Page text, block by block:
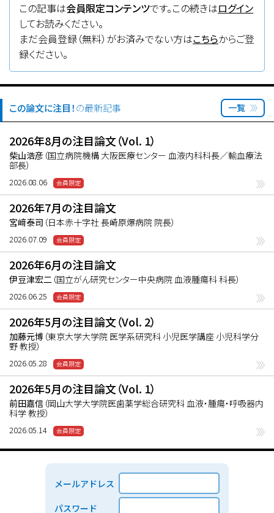
る。厳密に見れば、前治療の規定など患者背
景に違いはあるが、抗CD20抗体併用化学療
法後のセカンドライン患者が主な対象である
試験の結果を受けて日本で初めて承認され
た。R/R FLに対して新たにタファシタマブ+R2
療法が加わり、今後エプコリタマブ+R2療法の
承認も期待される中、治療スケジュール、有効
性、安全性プロファイルを十分に考慮し、患者
と医療者が対話を通じて最適な治療を選択す
いる。
この記事は会員限定コンテンツです。この続きはログイン
してお読みください。
まだ会員登録（無料）がお済みでない方はこちらからご登
録ください。
この論文に注目！の最新記事 一覧
2026年8月の注目論文（Vol. 1）
柴山浩彦 （国立病院機構 大阪医療センター 血液内科科長／輸血療法
部長）
2026.08.06
2026年7月の注目論文
宮﨑泰司 （日本赤十字社 長崎原爆病院 院長）
2026.07.09
2026年6月の注目論文
伊豆津宏二 （国立がん研究センター中央病院 血液腫瘍科 科長）
2026.06.25
2026年5月の注目論文（Vol. 2）
加藤元博 （東京大学大学院 医学系研究科 小児医学講座 小児科学分
野 教授）
2026.05.28
2026年5月の注目論文（Vol. 1）
前田嘉信 （岡山大学大学院医歯薬学総合研究科 血液・腫瘍・呼吸器内
科学 教授）
2026.05.14
メールアドレス
パスワード